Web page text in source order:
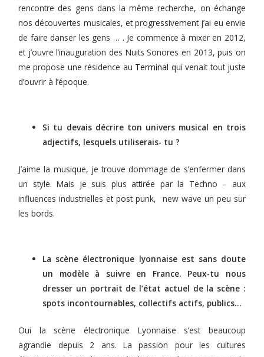
rencontre des gens dans la même recherche, on échange
nos découvertes musicales, et progressivement j’ai eu envie
de faire danser les gens … . Je commence à mixer en 2012,
et j’ouvre l’inauguration des Nuits Sonores en 2013, puis on
me propose une résidence au Terminal qui venait tout juste
d’ouvrir à l’époque.
Si tu devais décrire ton univers musical en trois
adjectifs, lesquels utiliserais- tu ?
J’aime la musique, je trouve dommage de s’enfermer dans
un style. Mais je suis plus attirée par la Techno – aux
influences industrielles et post punk, new wave un peu sur
les bords.
La scène électronique lyonnaise est sans doute
un modèle à suivre en France. Peux-tu nous
dresser un portrait de l’état actuel de la scène :
spots incontournables, collectifs actifs, publics…
Oui la scène électronique Lyonnaise s’est beaucoup
agrandie depuis 2 ans. La passion pour les cultures